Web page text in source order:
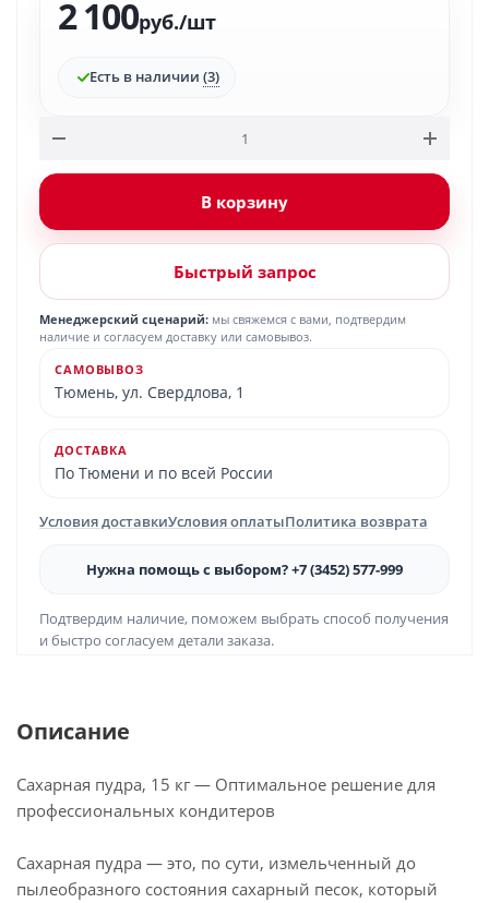
2 100руб./шт
Есть в наличии (3)
В корзину
Быстрый запрос
Менеджерский сценарий: мы свяжемся с вами, подтвердим
наличие и согласуем доставку или самовывоз.
САМОВЫВОЗ
Тюмень, ул. Свердлова, 1
ДОСТАВКА
По Тюмени и по всей России
Условия доставкиУсловия оплатыПолитика возврата
Нужна помощь с выбором? +7 (3452) 577-999
Подтвердим наличие, поможем выбрать способ получения
и быстро согласуем детали заказа.
Описание
Сахарная пудра, 15 кг — Оптимальное решение для
профессиональных кондитеров
Сахарная пудра — это, по сути, измельченный до
пылеобразного состояния сахарный песок, который